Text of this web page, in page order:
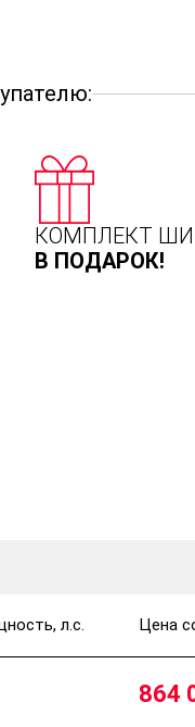
КОМПЛЕКТ
В ПОДАРОК!
л.с. Цена
864